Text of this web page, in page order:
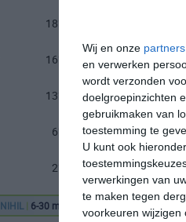
Wij en onze partners
en verwerken
wordt verzonden
doelgroepinzichten
gebruikmaken van
toestemming te
U kunt ook
verwerkingen van
te maken tegen
voorkeuren wijzigen
18℃
16℃ 8℃
13℃ 4℃
6℃ 1℃
2℃ -2℃
NIHIL | 6-30 mm = 31-60 mm =